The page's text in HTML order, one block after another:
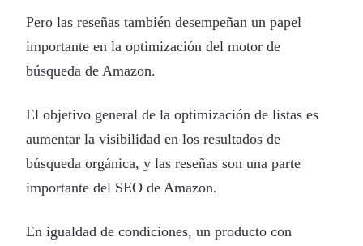
Pero las reseñas también desempeñan un papel
importante en la optimización del motor de
búsqueda de Amazon.
El objetivo general de la optimización de listas es
aumentar la visibilidad en los resultados de
búsqueda orgánica, y las reseñas son una parte
importante del SEO de Amazon.
En igualdad de condiciones, un producto con